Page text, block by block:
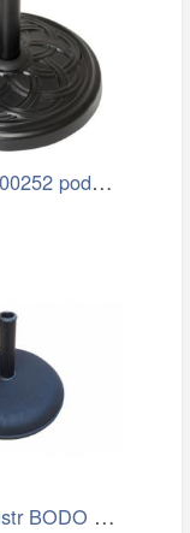
Garthen SC00252 podstavec na slunečník…
Přisazený lustr BODO 1xE27/60W/230V…